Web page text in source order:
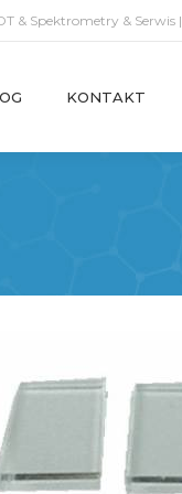
& Spektrometry & Serwis |
KONTAKT